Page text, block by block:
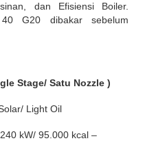
dan Efisiensi Boiler.
G20 dibakar sebelum
Stage/ Satu Nozzle )
Light Oil
kW/ 95.000 kcal –